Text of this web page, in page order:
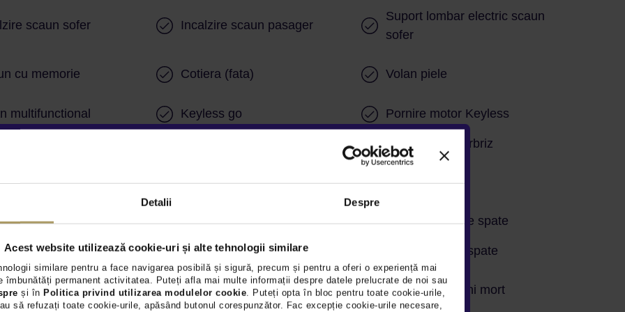
Detalii Despre
Acest website utilizează cookie-uri și alte tehnologii similare
similare pentru a face navigarea posibilă și sigură, precum și pentru a oferi o experiență mai
îmbunătăți permanent activitatea. Puteți afla mai multe informații despre datele prelucrate de noi sau
și în Politica privind utilizarea modulelor cookie. Puteți opta în bloc pentru toate cookie-urile,
să refuzați toate cookie-urile, apăsând butonul corespunzător. Fac excepție cookie-urile necesare,
scaun sofer Incalzire scaun pasager
Suport lombar electric scaun
sofer
cu memorie Cotiera (fata) Volan piele
multifunctional Keyless go Pornire motor Keyless
Stergatoare parbriz
LED Senzori parcare fata Senzori parcare spate
de parcare automat Camera video 360º Camera video spate
exterioare incalzite
Oglinzi exterioare rabatabile
electric
Avertizare unghi mort